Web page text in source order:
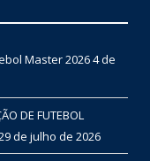
Master 20264 de
DE FUTEBOL
de julho de 2026